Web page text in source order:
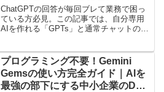
ChatGPTの回答が毎回ブレて業務で困っ
ている方必見。この記事では、自分専用
AIを作れる「GPTs」と通常チャットの決
同じ指示でも結果が劇的に異なります。
読むだけで、業務のムラをなくす高精度
な「専任AI」の導入法が分かります。
プログラミング不要！Gemini
Gemsの使い方完全ガイド｜AIを
最強の部下にする中小企業のDX